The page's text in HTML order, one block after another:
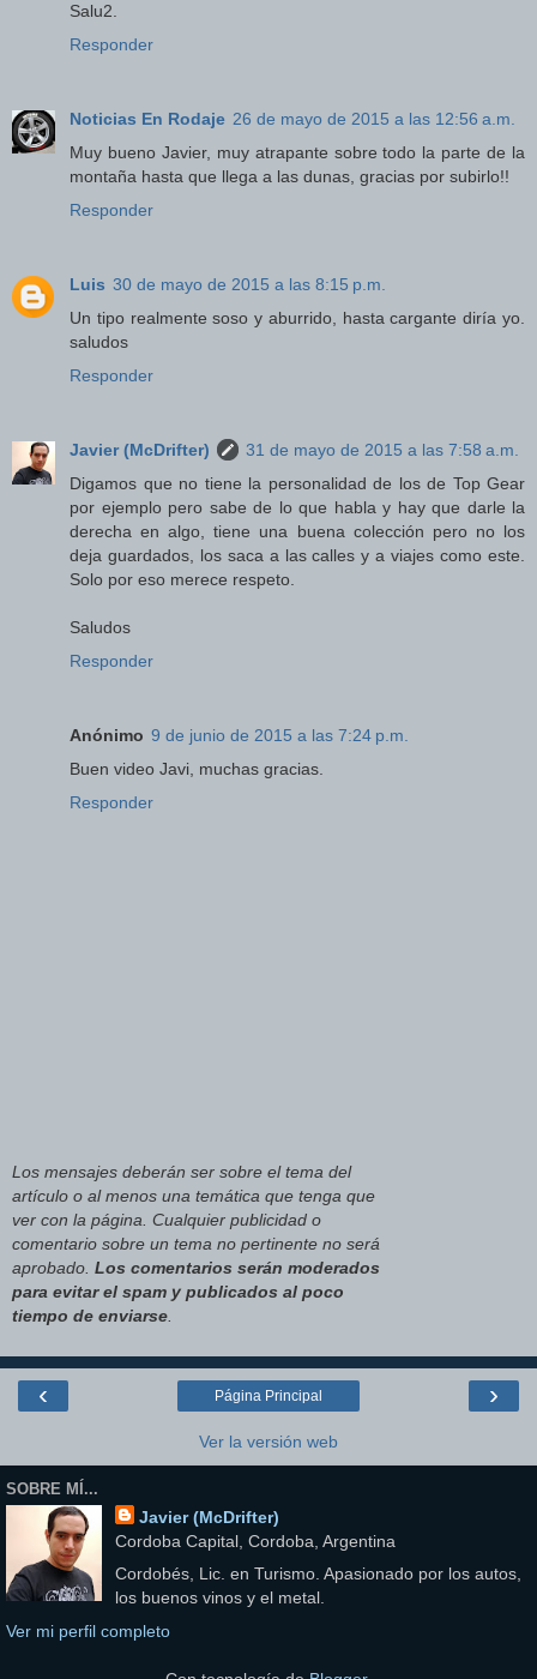
Salu2.
Responder
Noticias En Rodaje 26 de mayo de 2015 a las 12:56 a.m.
Muy bueno Javier, muy atrapante sobre todo la parte de la
montaña hasta que llega a las dunas, gracias por subirlo!!
Responder
Luis 30 de mayo de 2015 a las 8:15 p.m.
Un tipo realmente soso y aburrido, hasta cargante diría yo.
saludos
Responder
Javier (McDrifter)
31 de mayo de 2015 a las 7:58 a.m.
Digamos que no tiene la personalidad de los de Top Gear
por ejemplo pero sabe de lo que habla y hay que darle la
derecha en algo, tiene una buena colección pero no los
deja guardados, los saca a las calles y a viajes como este.
Solo por eso merece respeto.
Saludos
Responder
Anónimo 9 de junio de 2015 a las 7:24 p.m.
Buen video Javi, muchas gracias.
Responder
Los mensajes deberán ser sobre el tema del
artículo o al menos una temática que tenga que
ver con la página. Cualquier publicidad o
comentario sobre un tema no pertinente no será
aprobado. Los comentarios serán moderados
para evitar el spam y publicados al poco
tiempo de enviarse
‹ ›
Página Principal
Ver la versión web
SOBRE MÍ...
Javier (McDrifter)
Cordoba Capital, Cordoba, Argentina
Cordobés, Lic. en Turismo. Apasionado por los autos,
los buenos vinos y el metal.
Ver mi perfil completo